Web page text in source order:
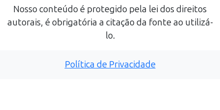
Nosso conteúdo é protegido pela lei dos direitos
autorais, é obrigatória a citação da fonte ao utilizá-
lo.
Política de Privacidade